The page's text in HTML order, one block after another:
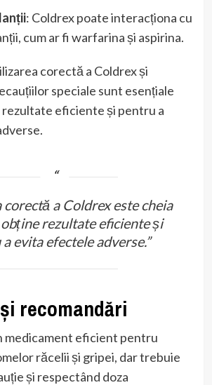
: Coldrex poate interacționa cu
cum ar fi warfarina și aspirina.
corectă a Coldrex și
speciale sunt esențiale
eficiente și pentru a
corectă a Coldrex este cheia
rezultate eficiente și
evita efectele adverse.”
recomandări
medicament eficient pentru
răcelii și gripei, dar trebuie
și respectând doza